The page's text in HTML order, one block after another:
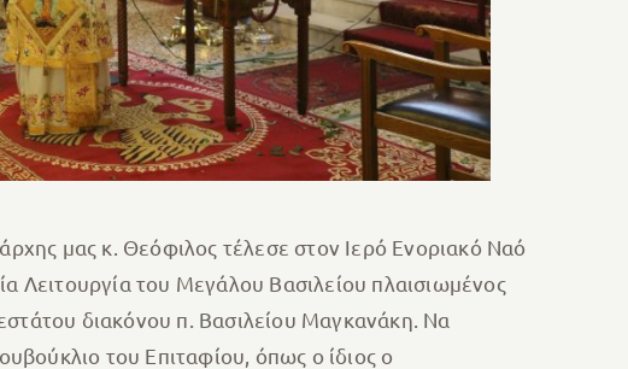
μας κ. Θεόφιλος τέλεσε στον Ιερό Ενοριακό Ναό
Λειτουργία του Μεγάλου Βασιλείου πλαισιωμένος
διακόνου π. Βασιλείου Μαγκανάκη. Να
του Επιταφίου, όπως ο ίδιος ο